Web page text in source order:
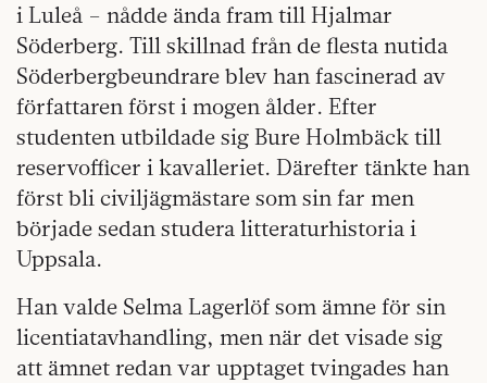
i Luleå – nådde ända fram till Hjalmar
Söderberg. Till skillnad från de flesta nutida
Söderbergbeundrare blev han fascinerad av
författaren först i mogen ålder. Efter
studenten utbildade sig Bure Holmbäck till
reservofficer i kavalleriet. Därefter tänkte han
först bli civiljägmästare som sin far men
började sedan studera litteraturhistoria i
Uppsala.
Han valde Selma Lagerlöf som ämne för sin
licentiatavhandling, men när det visade sig
att ämnet redan var upptaget tvingades han